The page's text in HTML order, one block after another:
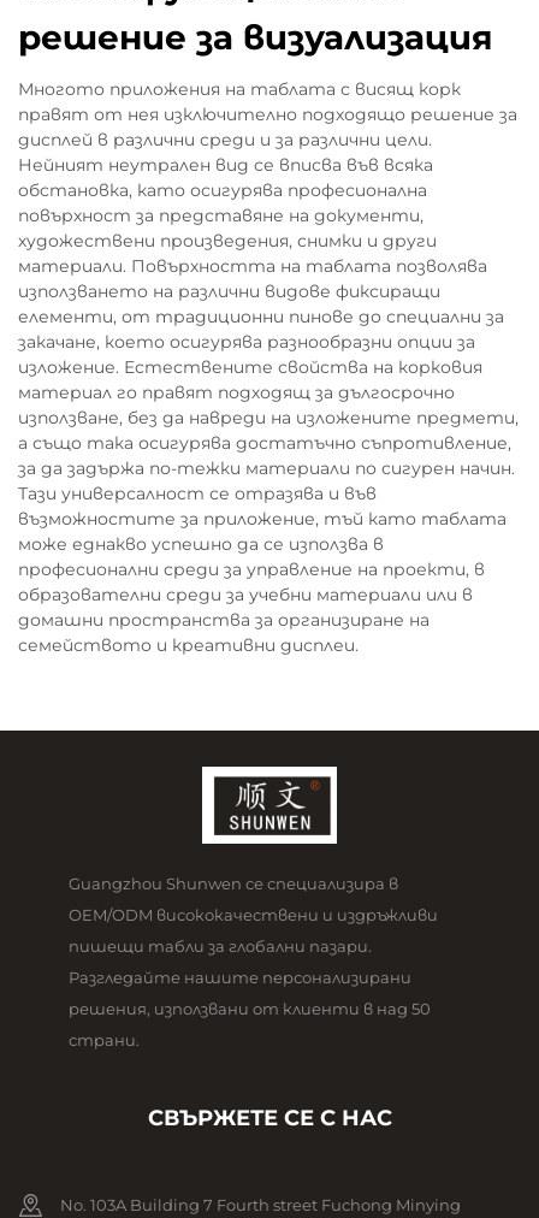
решение за визуализация
Многото приложения на таблата с висящ корк
правят от нея изключително подходящо решение за
дисплей в различни среди и за различни цели.
Нейният неутрален вид се вписва във всяка
обстановка, като осигурява професионална
повърхност за представяне на документи,
художествени произведения, снимки и други
материали. Повърхността на таблата позволява
използването на различни видове фиксиращи
елементи, от традиционни пинове до специални за
закачане, което осигурява разнообразни опции за
изложение. Естествените свойства на корковия
материал го правят подходящ за дългосрочно
използване, без да навреди на изложените предмети,
а също така осигурява достатъчно съпротивление,
за да задържа по-тежки материали по сигурен начин.
Тази универсалност се отразява и във
възможностите за приложение, тъй като таблата
може еднакво успешно да се използва в
професионални среди за управление на проекти, в
образователни среди за учебни материали или в
домашни пространства за организиране на
семейството и креативни дисплеи.
Guangzhou Shunwen се специализира в
OEM/ODM висококачествени и издръжливи
пишещи табли за глобални пазари.
Разгледайте нашите персонализирани
решения, използвани от клиенти в над 50
страни.
СВЪРЖЕТЕ СЕ С НАС
No. 103A Building 7 Fourth street Fuchong Minying